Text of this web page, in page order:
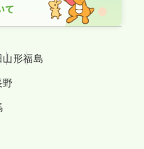
山形福島
野